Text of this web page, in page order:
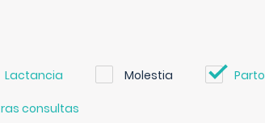
Lactancia Molestia Parto
consultas